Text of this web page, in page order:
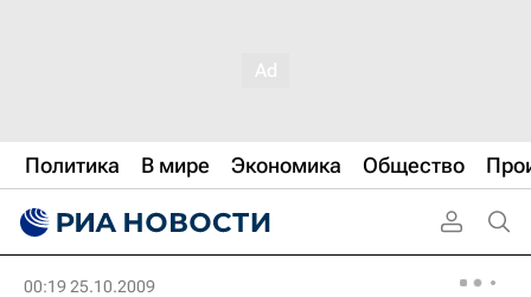
Политика В мире Экономика Общество
00:19 25.10.2009